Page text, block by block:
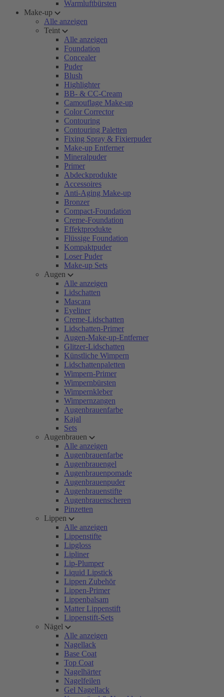
Warmluftbürsten
Make-up
Alle anzeigen
Teint
Alle anzeigen
Foundation
Concealer
Puder
Blush
Highlighter
BB- & CC-Cream
Camouflage Make-up
Color Corrector
Contouring
Contouring Paletten
Fixing Spray & Fixierpuder
Make-up Entferner
Mineralpuder
Primer
Abdeckprodukte
Accessoires
Anti-Aging Make-up
Bronzer
Compact-Foundation
Creme-Foundation
Effektprodukte
Flüssige Foundation
Kompaktpuder
Loser Puder
Make-up Sets
Augen
Alle anzeigen
Lidschatten
Mascara
Eyeliner
Creme-Lidschatten
Lidschatten-Primer
Augen-Make-up-Entferner
Glitzer-Lidschatten
Künstliche Wimpern
Lidschattenpaletten
Wimpern-Primer
Wimpernbürsten
Wimpernkleber
Wimpernzangen
Augenbrauenfarbe
Kajal
Sets
Augenbrauen
Alle anzeigen
Augenbrauenfarbe
Augenbrauengel
Augenbrauenpomade
Augenbrauenpuder
Augenbrauenstifte
Augenbrauenscheren
Pinzetten
Lippen
Alle anzeigen
Lippenstifte
Lipgloss
Lipliner
Lip-Plumper
Liquid Lipstick
Lippen Zubehör
Lippen-Primer
Lippenbalsam
Matter Lippenstift
Lippenstift-Sets
Nägel
Alle anzeigen
Nagellack
Base Coat
Top Coat
Nagelhärter
Nagelfeilen
Gel Nagellack